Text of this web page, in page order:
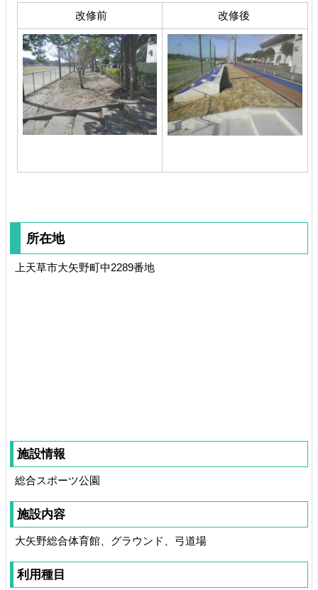
改修前 改修後
所在地
上天草市大矢野町中2289番地
施設情報
総合スポーツ公園
施設内容
大矢野総合体育館、グラウンド、弓道場
利用種目